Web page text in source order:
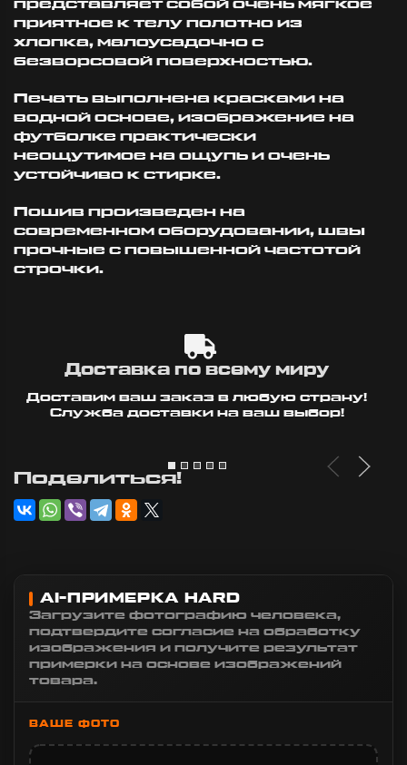
представляет собой очень мягкое
приятное к телу полотно из
хлопка, малоусадочно с
безворсовой поверхностью.
Печать выполнена красками на
водной основе, изображение на
футболке практически
неощутимое на ощупь и очень
устойчиво к стирке.
Пошив произведен на
современном оборудовании, швы
прочные с повышенной частотой
строчки.
Доставка по всему миру
Доставим ваш заказ в любую страну!
Служба доставки на ваш выбор!
Поделиться!
AI-ПРИМЕРКА HARD
Загрузите фотографию человека,
подтвердите согласие на обработку
изображения и получите результат
примерки на основе изображений
товара.
ВАШЕ ФОТО